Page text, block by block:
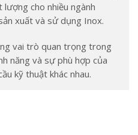
cho nhiều ngành
xuất và sử dụng Inox.
vai trò quan trọng trong
năng và sự phù hợp của
kỹ thuật khác nhau.